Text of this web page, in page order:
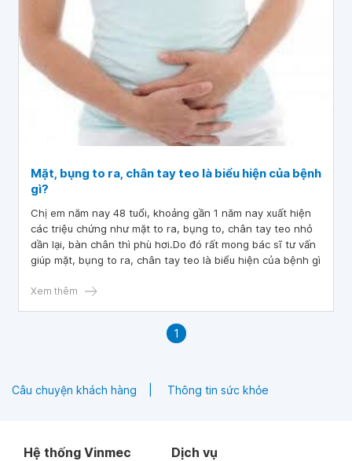
Mặt, bụng to ra, chân tay teo là biểu hiện của bệnh
gì?
Chị em năm nay 48 tuổi, khoảng gần 1 năm nay xuất hiện
các triệu chứng như mặt to ra, bụng to, chân tay teo nhỏ
dần lại, bàn chân thì phù hơi.Do đó rất mong bác sĩ tư vấn
giúp mặt, bụng to ra, chân tay teo là biểu hiện của bệnh gì
Xem thêm
1
Câu chuyện khách hàng Thông tin sức khỏe
Hệ thống Vinmec Dịch vụ